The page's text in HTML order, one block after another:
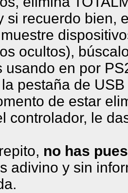
si recuerdo bien,
ocultos),
usando en por
pestaña de
de estar
controlador, le
no has
adivino y sin